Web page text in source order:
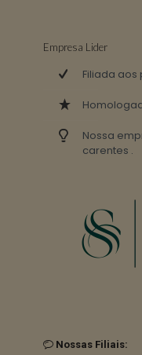
Empresa Lider
Filiada aos
Nossa
carentes .
Nossas Filiais: